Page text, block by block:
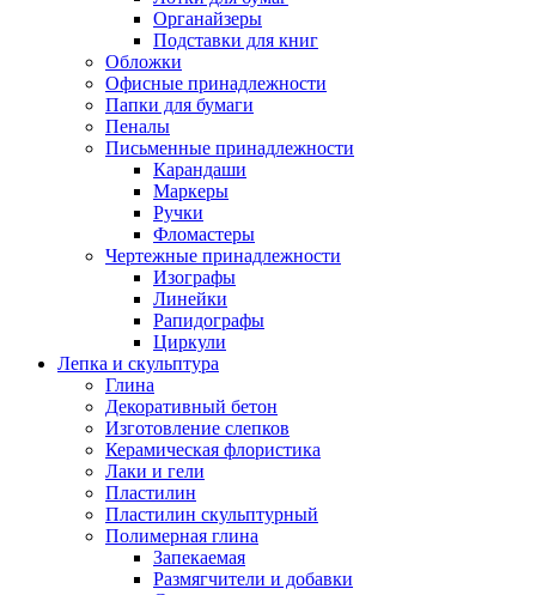
Органайзеры
Подставки для книг
Обложки
Офисные принадлежности
Папки для бумаги
Пеналы
Письменные принадлежности
Карандаши
Маркеры
Ручки
Фломастеры
Чертежные принадлежности
Изографы
Линейки
Рапидографы
Циркули
Лепка и скульптура
Глина
Декоративный бетон
Изготовление слепков
Керамическая флористика
Лаки и гели
Пластилин
Пластилин скульптурный
Полимерная глина
Запекаемая
Размягчители и добавки